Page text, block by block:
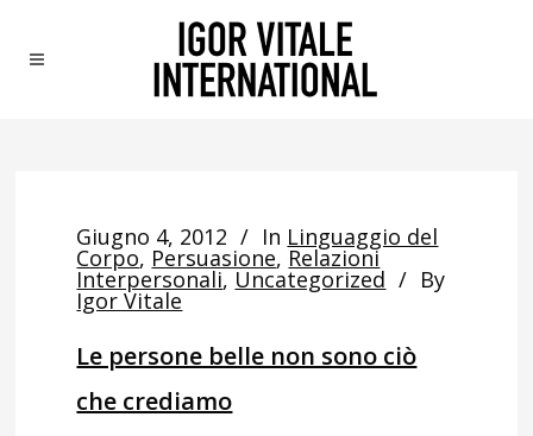
Giugno 4, 2012 In Linguaggio del
Corpo, Persuasione, Relazioni
Interpersonali, Uncategorized By
Igor Vitale
Le persone belle non sono ciò
che crediamo